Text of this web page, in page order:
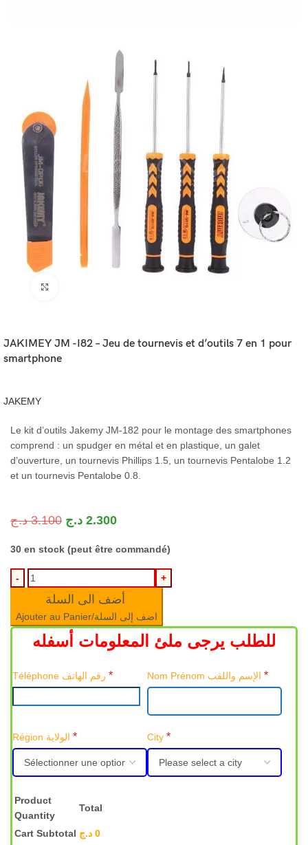
JAKIMEY JM -I82 – Jeu de tournevis et d’outils 7 en 1 pour
smartphone
JAKEMY
Le kit d’outils Jakemy JM-182 pour le montage des smartphones
comprend : un spudger en métal et en plastique, un galet
d’ouverture, un tournevis Phillips 1.5, un tournevis Pentalobe 1.2
et un tournevis Pentalobe 0.8.
3.100 د.ج 2.300 د.ج
30 en stock (peut être commandé)
أضف الى السلة
Ajouter au Panier/اضف إلى السلة
للطلب يرجى ملئ المعلومات أسفله
Téléphone رقم الهاتف* *
Région الولاية* City *
Product
Quantity
Total
Cart Subtotal 0 د.ج